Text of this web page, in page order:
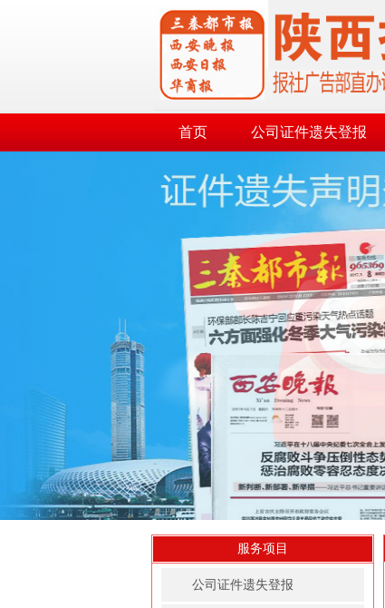
首页 公司证件遗失登报
服务项目
公司证件遗失登报